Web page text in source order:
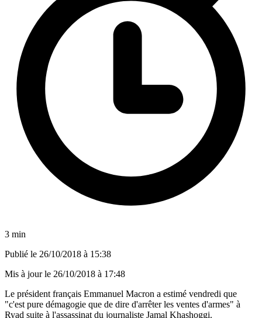
3 min
Publié le 26/10/2018 à 15:38
Mis à jour le 26/10/2018 à 17:48
Le président français Emmanuel Macron a estimé vendredi que
"c'est pure démagogie que de dire d'arrêter les ventes d'armes" à
Ryad suite à l'assassinat du journaliste Jamal Khashoggi.